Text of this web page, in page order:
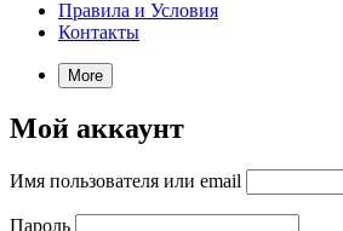
Правила и Условия
Контакты
More
Мой аккаунт
Имя пользователя или email
Пароль